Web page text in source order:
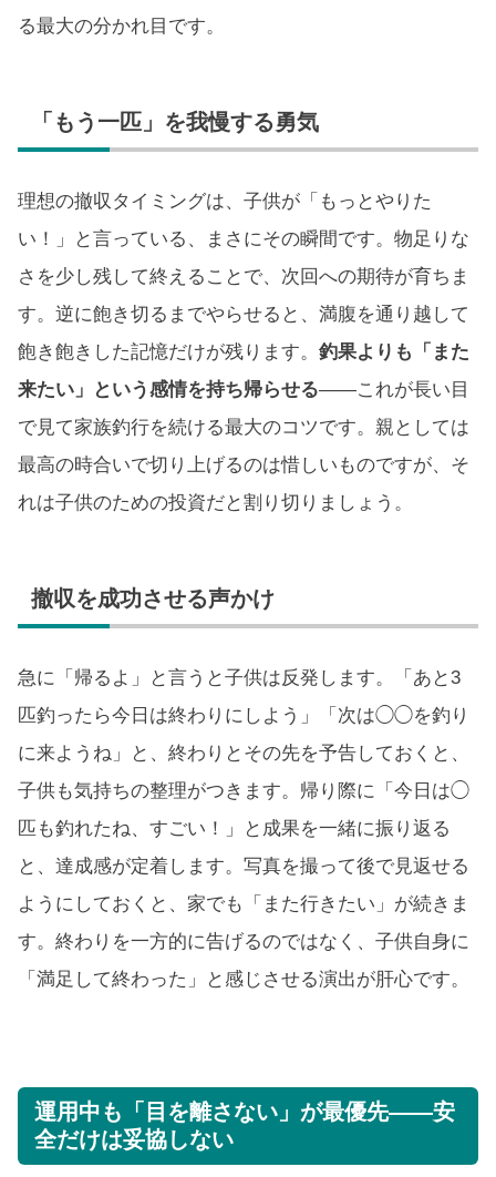
る最大の分かれ目です。
「もう一匹」を我慢する勇気
理想の撤収タイミングは、子供が「もっとやりた
い！」と言っている、まさにその瞬間です。物足りな
さを少し残して終えることで、次回への期待が育ちま
す。逆に飽き切るまでやらせると、満腹を通り越して
飽き飽きした記憶だけが残ります。 釣果よりも「また
来たい」という感情を持ち帰らせる——これが長い目
で見て家族釣行を続ける最大のコツです。親としては
最高の時合いで切り上げるのは惜しいものですが、そ
れは子供のための投資だと割り切りましょう。
撤収を成功させる声かけ
急に「帰るよ」と言うと子供は反発します。「あと3
匹釣ったら今日は終わりにしよう」「次は◯◯を釣り
に来ようね」と、終わりとその先を予告しておくと、
子供も気持ちの整理がつきます。帰り際に「今日は◯
匹も釣れたね、すごい！」と成果を一緒に振り返る
と、達成感が定着します。写真を撮って後で見返せる
ようにしておくと、家でも「また行きたい」が続きま
す。終わりを一方的に告げるのではなく、子供自身に
「満足して終わった」と感じさせる演出が肝心です。
運用中も「目を離さない」が最優先——安
全だけは妥協しない